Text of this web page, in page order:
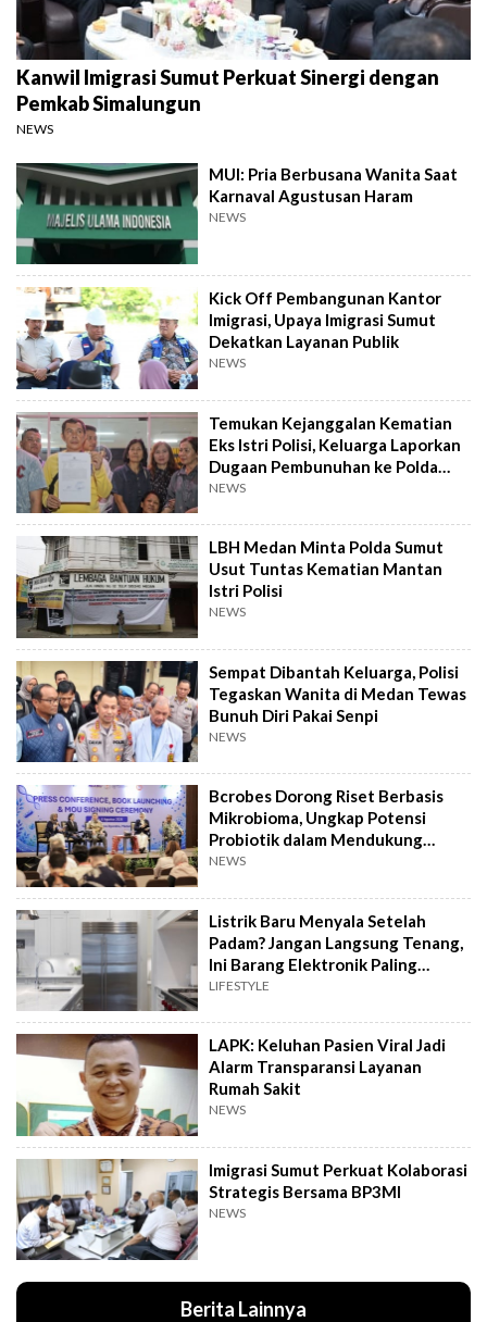
Kanwil Imigrasi Sumut Perkuat Sinergi dengan
Pemkab Simalungun
NEWS
MUI: Pria Berbusana Wanita Saat
Karnaval Agustusan Haram
NEWS
Kick Off Pembangunan Kantor
Imigrasi, Upaya Imigrasi Sumut
Dekatkan Layanan Publik
NEWS
Temukan Kejanggalan Kematian
Eks Istri Polisi, Keluarga Laporkan
Dugaan Pembunuhan ke Polda
Sumut
NEWS
LBH Medan Minta Polda Sumut
Usut Tuntas Kematian Mantan
Istri Polisi
NEWS
Sempat Dibantah Keluarga, Polisi
Tegaskan Wanita di Medan Tewas
Bunuh Diri Pakai Senpi
NEWS
Bcrobes Dorong Riset Berbasis
Mikrobioma, Ungkap Potensi
Probiotik dalam Mendukung
Terapi Jerawat
NEWS
Listrik Baru Menyala Setelah
Padam? Jangan Langsung Tenang,
Ini Barang Elektronik Paling
Rawan Rusak
LIFESTYLE
LAPK: Keluhan Pasien Viral Jadi
Alarm Transparansi Layanan
Rumah Sakit
NEWS
Imigrasi Sumut Perkuat Kolaborasi
Strategis Bersama BP3MI
NEWS
Berita Lainnya